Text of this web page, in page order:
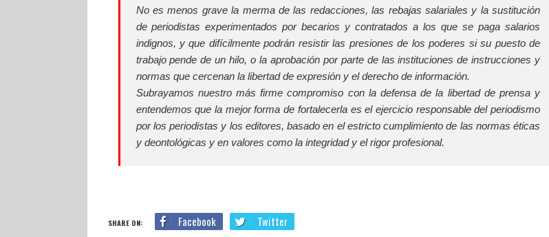
No es menos grave la merma de las redacciones, las rebajas salariales y la sustitución
de periodistas experimentados por becarios y contratados a los que se paga salarios
indignos, y que difícilmente podrán resistir las presiones de los poderes si su puesto de
trabajo pende de un hilo, o la aprobación por parte de las instituciones de instrucciones y
normas que cercenan la libertad de expresión y el derecho de información.
Subrayamos nuestro más firme compromiso con la defensa de la libertad de prensa y
entendemos que la mejor forma de fortalecerla es el ejercicio responsable del periodismo
por los periodistas y los editores, basado en el estricto cumplimiento de las normas éticas
y deontológicas y en valores como la integridad y el rigor profesional.
SHARE ON: Facebook Twitter